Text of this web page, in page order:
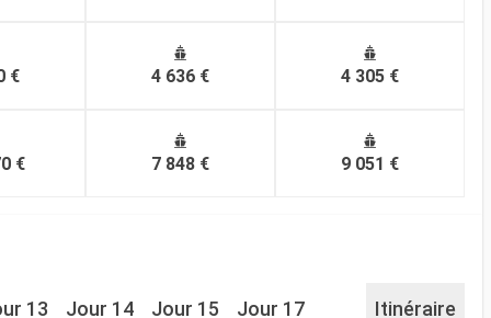
€
€
4 636 €
7 848 €
4 305 €
9 051 €
13 Jour 14 Jour 15 Jour 17 Itinéraire